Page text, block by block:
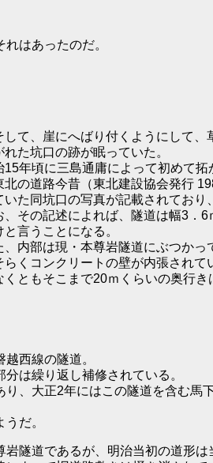
はあったのだ。
て、崖にへばり付くようにして、
れた坑口の跡が眠っていた。
15年頃に三島通庸によって初めて
北の道路今昔（東北建設協会発行
いた同坑口の写真が記載されており
、その記述によれば、隧道は幅3．
と言うことになる。
、内部は現・本尊岩隧道にぶつかっ
らくコンクリートの壁が内張されて
くともそこまで20ｍくらいの奥行
西線の隧道。
は繰り返し補修されている。
、大正2年にはこの隧道を含む馬
だ。
隧道であるが、明治当初の道形は